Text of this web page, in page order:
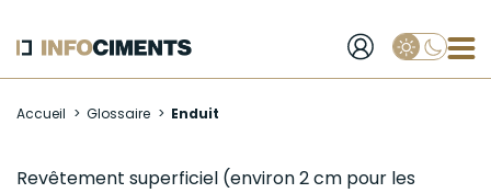
au
principal
Accueil Glossaire Enduit
Revêtement superficiel (environ 2 cm pour les